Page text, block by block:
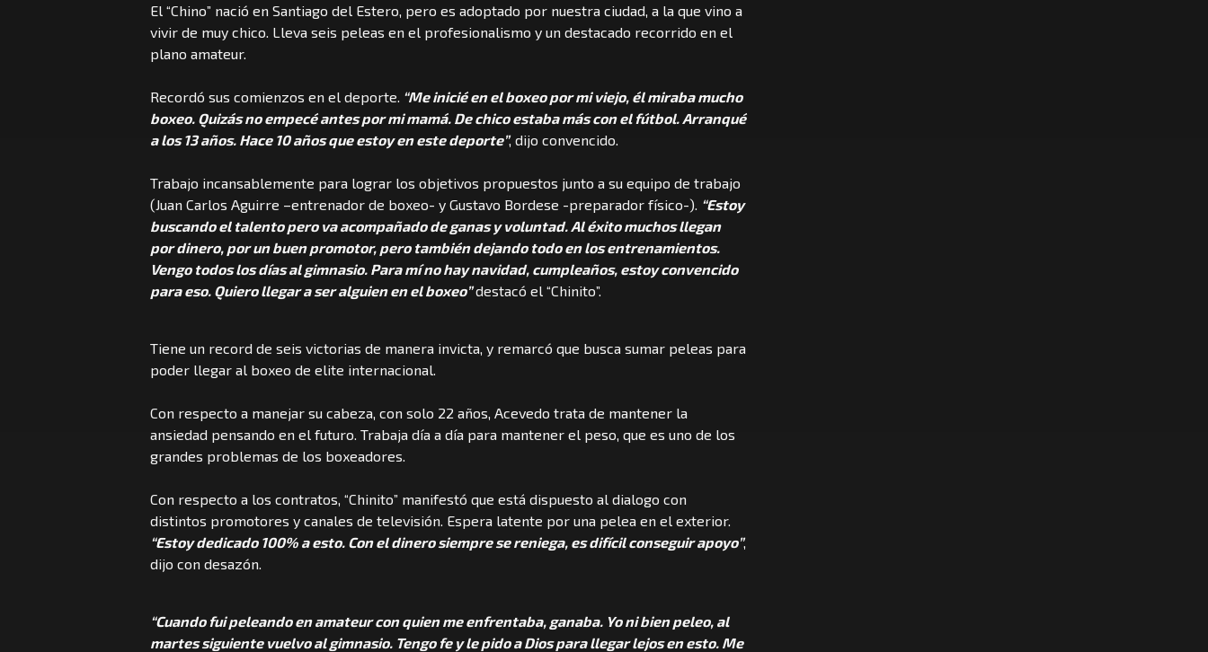
El “Chino” nació en Santiago del Estero, pero es adoptado por nuestra ciudad, a la que vino a
vivir de muy chico. Lleva seis peleas en el profesionalismo y un destacado recorrido en el
plano amateur.
Recordó sus comienzos en el deporte. “Me inicié en el boxeo por mi viejo, él miraba mucho
boxeo. Quizás no empecé antes por mi mamá. De chico estaba más con el fútbol. Arranqué
a los 13 años. Hace 10 años que estoy en este deporte”, dijo convencido.
Trabajo incansablemente para lograr los objetivos propuestos junto a su equipo de trabajo
(Juan Carlos Aguirre –entrenador de boxeo- y Gustavo Bordese -preparador físico-). “Estoy
buscando el talento pero va acompañado de ganas y voluntad. Al éxito muchos llegan
por dinero, por un buen promotor, pero también dejando todo en los entrenamientos.
Vengo todos los días al gimnasio. Para mí no hay navidad, cumpleaños, estoy convencido
para eso. Quiero llegar a ser alguien en el boxeo”destacó el “Chinito”.
Tiene un record de seis victorias de manera invicta, y remarcó que busca sumar peleas para
poder llegar al boxeo de elite internacional.
Con respecto a manejar su cabeza, con solo 22 años, Acevedo trata de mantener la
ansiedad pensando en el futuro. Trabaja día a día para mantener el peso, que es uno de los
grandes problemas de los boxeadores.
Con respecto a los contratos, “Chinito” manifestó que está dispuesto al dialogo con
distintos promotores y canales de televisión. Espera latente por una pelea en el exterior.
“Estoy dedicado 100% a esto. Con el dinero siempre se reniega, es difícil conseguir apoyo”,
dijo con desazón.
“Cuando fui peleando en amateur con quien me enfrentaba, ganaba. Yo ni bien peleo, al
martes siguiente vuelvo al gimnasio. Tengo fe y le pido a Dios para llegar lejos en esto. Me